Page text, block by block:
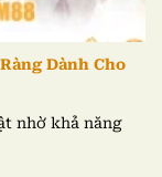
Dành Cho
nhờ khả năng